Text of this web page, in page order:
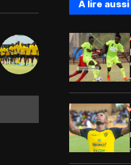
A lire aussi